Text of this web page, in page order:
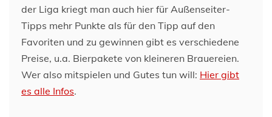
der Liga kriegt man auch hier für Außenseiter-
Tipps mehr Punkte als für den Tipp auf den
Favoriten und zu gewinnen gibt es verschiedene
Preise, u.a. Bierpakete von kleineren Brauereien.
Wer also mitspielen und Gutes tun will: Hier gibt
es alle Infos.